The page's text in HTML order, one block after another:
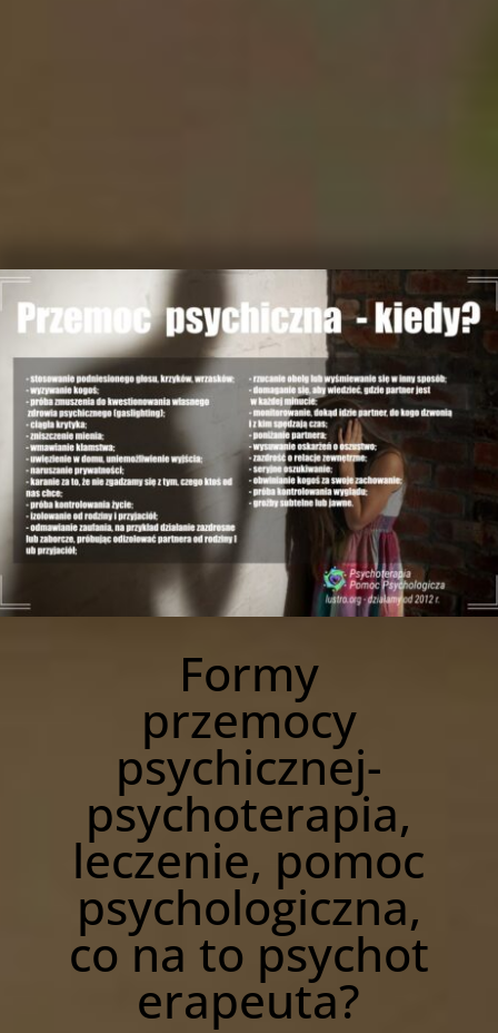
Formy
przemocy
psychicznej-
psychoterapia,
leczenie, pomoc
psychologiczna,
co na to psychot
erapeuta?